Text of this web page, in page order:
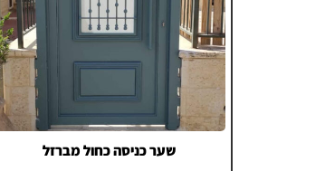
שער כניסה כחול מברזל